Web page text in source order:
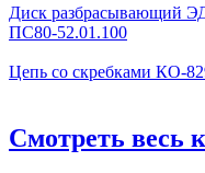
Диск разбрасывающий
ПС80-52.01.100
Цепь со скребками КО-
Смотреть весь